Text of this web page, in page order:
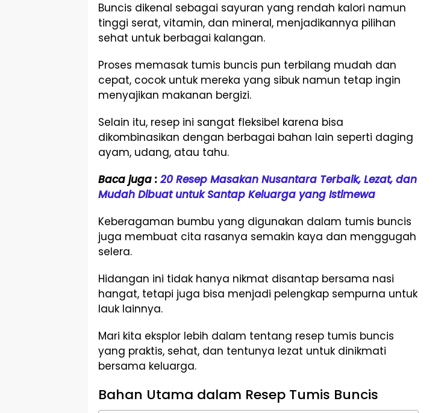
Buncis dikenal sebagai sayuran yang rendah kalori namun
tinggi serat, vitamin, dan mineral, menjadikannya pilihan
sehat untuk berbagai kalangan.
Proses memasak tumis buncis pun terbilang mudah dan
cepat, cocok untuk mereka yang sibuk namun tetap ingin
menyajikan makanan bergizi.
Selain itu, resep ini sangat fleksibel karena bisa
dikombinasikan dengan berbagai bahan lain seperti daging
ayam, udang, atau tahu.
Baca juga : 20 Resep Masakan Nusantara Terbaik, Lezat, dan
Mudah Dibuat untuk Santap Keluarga yang Istimewa
Keberagaman bumbu yang digunakan dalam tumis buncis
juga membuat cita rasanya semakin kaya dan menggugah
selera.
Hidangan ini tidak hanya nikmat disantap bersama nasi
hangat, tetapi juga bisa menjadi pelengkap sempurna untuk
lauk lainnya.
Mari kita eksplor lebih dalam tentang resep tumis buncis
yang praktis, sehat, dan tentunya lezat untuk dinikmati
bersama keluarga.
Bahan Utama dalam Resep Tumis Buncis